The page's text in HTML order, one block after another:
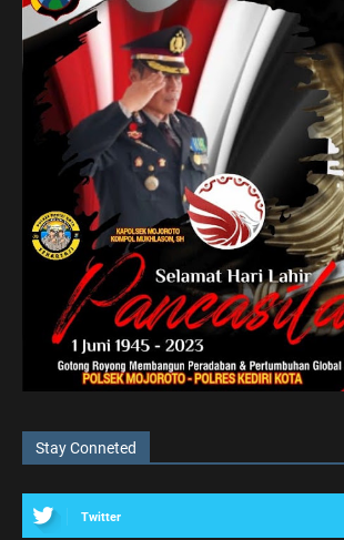
Stay Conneted
Twitter